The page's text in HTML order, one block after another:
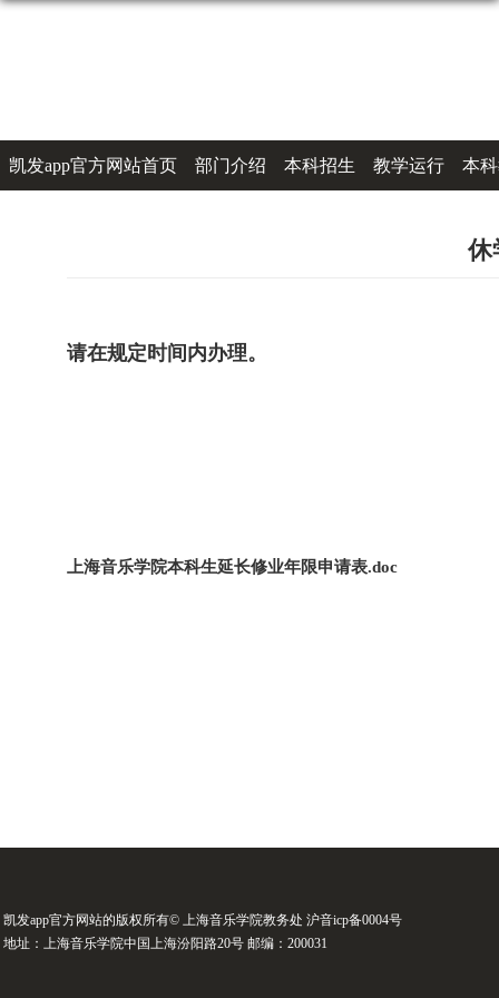
凯发app官方网站首页 部门介绍 本科招生 教学运行 本
休
请在规定时间内办理。
上海音乐学院本科生延长修业年限申请表.doc
凯发app官方网站的版权所有© 上海音乐学院教务处 沪音icp备0004号
地址：上海音乐学院中国上海汾阳路20号 邮编：200031